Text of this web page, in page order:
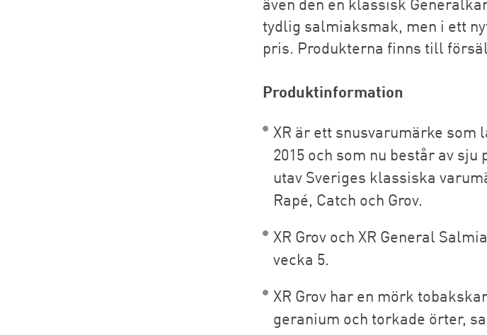
tydlig salmiaksmak, men i ett
pris. Produkterna finns till
Produktinformation
XR är ett snusvarumärke som
2015 och som nu består av
utav Sveriges klassiska
Rapé, Catch och Grov.
XR Grov och XR General
vecka 5.
XR Grov har en mörk
geranium och torkade örter,